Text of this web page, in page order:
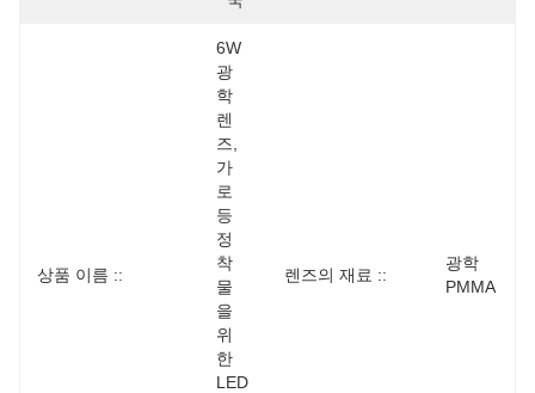
상품 이름 ::
6W
광
학
렌
즈,
가
로
등
정
착
물
을
위
한
LED
렌즈의 재료 ::
광학
PMMA